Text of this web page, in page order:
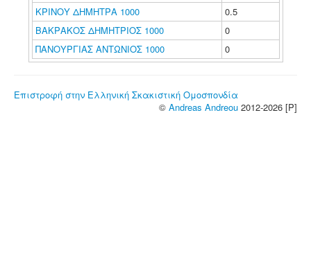
ΚΡΙΝΟΥ ΔΗΜΗΤΡΑ 1000
0.5
ΒΑΚΡΑΚΟΣ ΔΗΜΗΤΡΙΟΣ 1000
0
ΠΑΝΟΥΡΓΙΑΣ ΑΝΤΩΝΙΟΣ 1000
0
Επιστροφή στην Ελληνική Σκακιστική Ομοσπονδία
© Andreas Andreou 2012-2026 [P]